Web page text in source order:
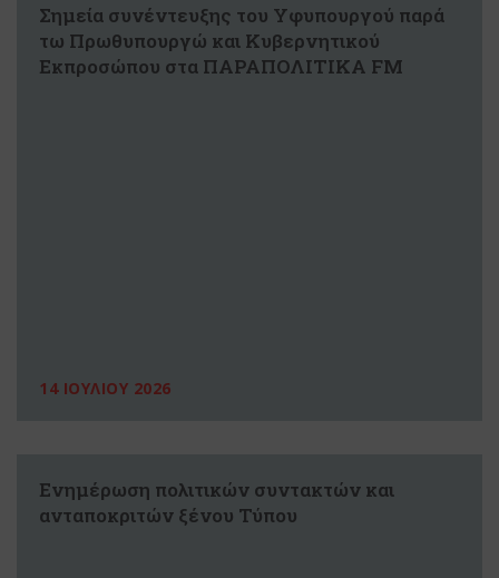
Σημεία συνέντευξης του Υφυπουργού παρά
τω Πρωθυπουργώ και Κυβερνητικού
Εκπροσώπου στα ΠΑΡΑΠΟΛΙΤΙΚΑ FM
14 ΙΟΥΛΙΟΥ 2026
Ενημέρωση πολιτικών συντακτών και
ανταποκριτών ξένου Τύπου